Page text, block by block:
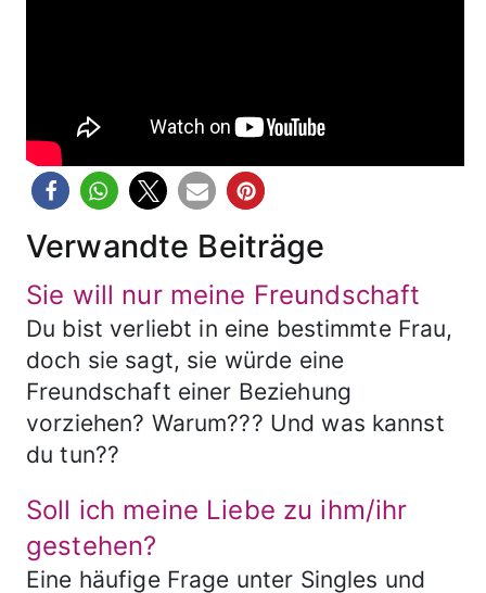
Verwandte Beiträge
Sie will nur meine Freundschaft
Du bist verliebt in eine bestimmte Frau,
doch sie sagt, sie würde eine
Freundschaft einer Beziehung
vorziehen? Warum??? Und was kannst
du tun??
Soll ich meine Liebe zu ihm/ihr
gestehen?
Eine häufige Frage unter Singles und